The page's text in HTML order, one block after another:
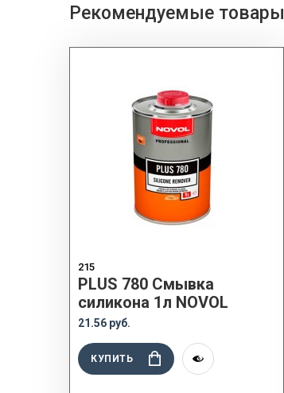
Рекомендуемые товары
215
PLUS 780 Смывка
силикона 1л NOVOL
21.56 руб.
КУПИТЬ